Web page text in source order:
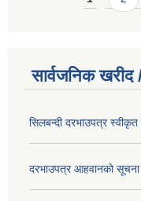
सार्वजनिक
सिलबन्दी दरभाउपत्र
दरभाउपत्र आहवानको सूचना